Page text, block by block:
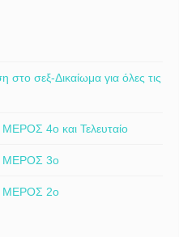
σεξ-Δικαίωμα για όλες τις
4ο και Τελευταίο
ΜΕΡΟΣ 3ο
ΜΕΡΟΣ 2ο